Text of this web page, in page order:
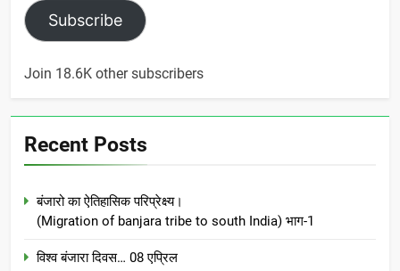
Subscribe
Join 18.6K other subscribers
Recent Posts
बंजारो का ऐतिहासिक परिप्रेक्ष्य।
(Migration of banjara tribe to south India) भाग-1
विश्व बंजारा दिवस… 08 एप्रिल